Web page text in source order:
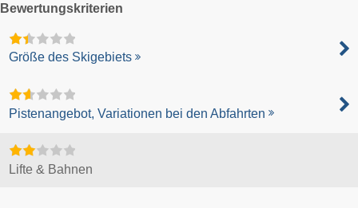
Bewertungskriterien
Größe des Skigebiets
Pistenangebot, Variationen bei den Abfahrten
Lifte & Bahnen